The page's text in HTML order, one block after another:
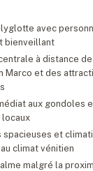
avec
bienveillant
à distance
Marco et des
aux gondoles
locaux
spacieuses et
climat vénitien
malgré la